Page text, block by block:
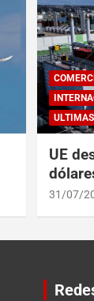
UE
para
31/07/